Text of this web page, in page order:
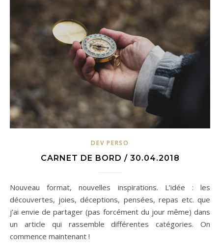
DEV PERSO
CARNET DE BORD / 30.04.2018
Nouveau format, nouvelles inspirations. L’idée : les
découvertes, joies, déceptions, pensées, repas etc. que
j’ai envie de partager (pas forcément du jour même) dans
un article qui rassemble différentes catégories. On
commence maintenant !